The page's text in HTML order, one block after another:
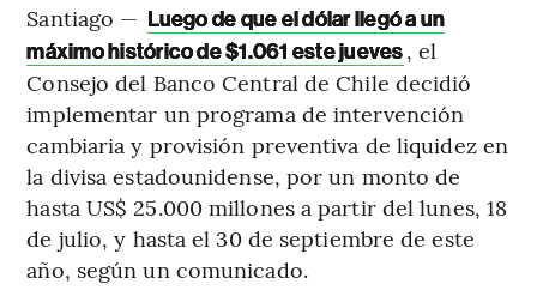
Santiago — Luego de que el dólar llegó a un
máximo histórico de $1.061 este jueves, el
Consejo del Banco Central de Chile decidió
implementar un programa de intervención
cambiaria y provisión preventiva de liquidez en
la divisa estadounidense, por un monto de
hasta US$ 25.000 millones a partir del lunes, 18
de julio, y hasta el 30 de septiembre de este
año, según un comunicado.